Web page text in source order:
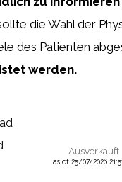
die Wahl der
des Patienten
werden.
Ausverkauft
as of 25/07/2026